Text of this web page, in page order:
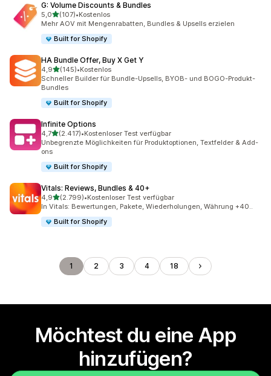
G: Volume Discounts & Bundles
5,0von 5 Sternen
(107)
107 Rezensionen insgesamt
•Kostenlos
Mehr AOV mit Mengenrabatten, Bundles & Upsells erzielen
Built for Shopify
HA Bundle Offer, Buy X Get Y
4,9von 5 Sternen
(145)
145 Rezensionen insgesamt
•Kostenlos
Schneller Builder für Bundle-Upsells, BYOB- und BOGO-Produkt-
Bundles
Built for Shopify
Infinite Options
4,7von 5 Sternen
(2.417)
2417 Rezensionen insgesamt
•Kostenloser Test verfügbar
Unbegrenzte Möglichkeiten für Produktoptionen, Textfelder & Add-
ons
Built for Shopify
Vitals: Reviews, Bundles & 40+
4,9von 5 Sternen
(2.799)
2799 Rezensionen insgesamt
•Kostenloser Test verfügbar
In Vitals: Bewertungen, Pakete, Wiederholungen, Währung +40..
Built for Shopify
1 2 3 4 18
Möchtest du eine App
hinzufügen?